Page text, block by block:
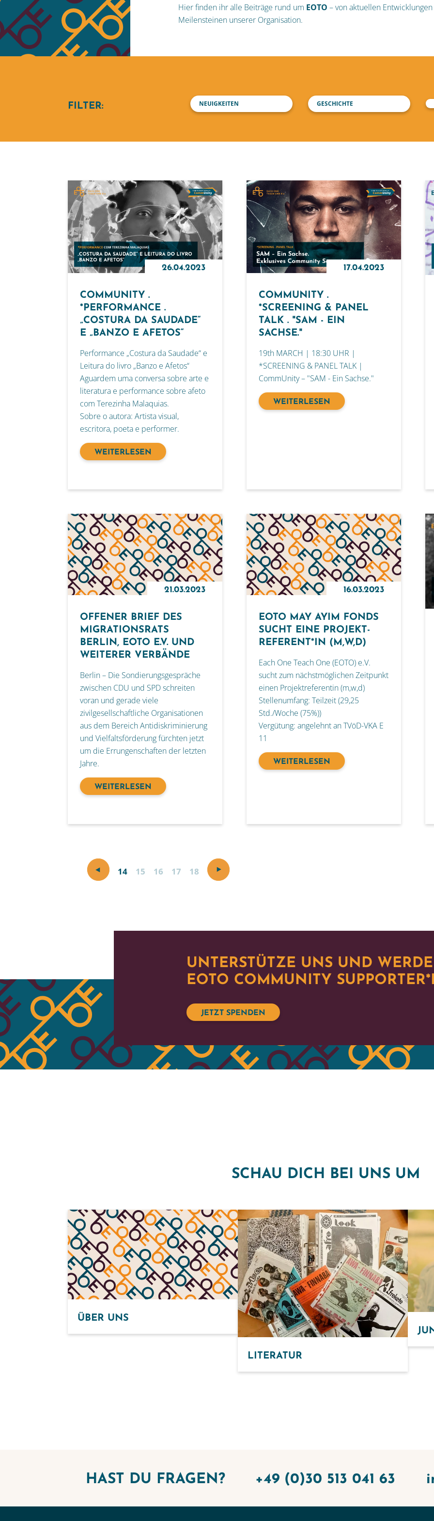
Hier finden ihr alle Beiträge rund um EOTO – von aktuellen
Meilensteinen unserer Organisation.
FILTER: NEUIGKEITEN GESCHICHTE
26.04.2023
COMMUNITY .
*PERFORMANCE .
„COSTURA DA SAUDADE“
E „BANZO E AFETOS“
Performance „Costura da Saudade“ e
Leitura do livro „Banzo e Afetos“
Aguardem uma conversa sobre arte e
literatura e performance sobre afeto
com Terezinha Malaquias.
Sobre o autora: Artista visual,
escritora, poeta e performer.
WEITERLESEN
17.04.2023
COMMUNITY .
*SCREENING & PANEL
TALK . "SAM - EIN
SACHSE."
19th MARCH | 18:30 UHR |
*SCREENING & PANEL TALK |
CommUnity – "SAM - Ein Sachse."
WEITERLESEN
21.03.2023
OFFENER BRIEF DES
MIGRATIONSRATS
BERLIN, EOTO E.V. UND
WEITERER VERBÄNDE
Berlin – Die Sondierungsgespräche
zwischen CDU und SPD schreiten
voran und gerade viele
zivilgesellschaftliche Organisationen
aus dem Bereich Antidiskriminierung
und Vielfaltsförderung fürchten jetzt
um die Errungenschaften der letzten
Jahre.
WEITERLESEN
16.03.2023
EOTO MAY AYIM FONDS
SUCHT EINE PROJEKT-
REFERENT*IN (M,W,D)
Each One Teach One (EOTO) e.V.
sucht zum nächstmöglichen Zeitpunkt
einen Projektreferentin (m,w,d)
Stellenumfang: Teilzeit (29,25
Std./Woche (75%))
Vergütung: angelehnt an TVöD-VKA E
11
WEITERLESEN
14 15 16 17 18
UNTERSTÜTZE UNS UND WERDE
EOTO COMMUNITY
JETZT SPENDEN
SCHAU DICH BEI UNS UM
ÜBER UNS
LITERATUR
HAST DU FRAGEN? +49 (0)30 513 041 63